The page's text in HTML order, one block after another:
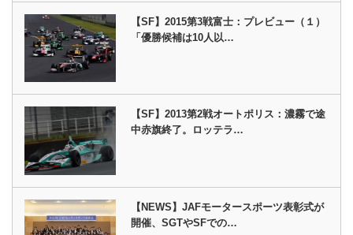
【SF】2015第3戦富士：プレビュー（１）
「優勝候補は10人以…
【SF】2013第2戦オートポリス：濃霧で途
中赤旗終了。ロッテラ…
【NEWS】JAFモータースポーツ表彰式が
開催、SGTやSFでの…